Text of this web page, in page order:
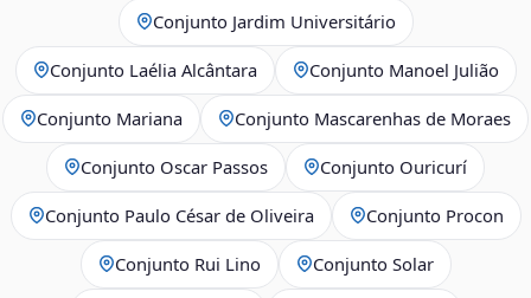
Conjunto Jardim Universitário
Conjunto Laélia Alcântara Conjunto Manoel Julião
Conjunto Mariana Conjunto Mascarenhas de Moraes
Conjunto Oscar Passos Conjunto Ouricurí
Conjunto Paulo César de Oliveira Conjunto Procon
Conjunto Rui Lino Conjunto Solar